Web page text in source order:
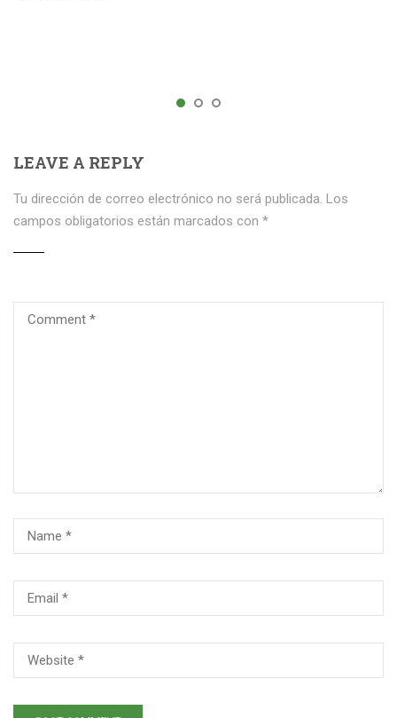
LEAVE A REPLY
Tu dirección de correo electrónico no será publicada. Los
campos obligatorios están marcados con *